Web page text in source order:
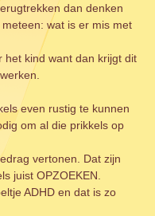
dan denken
wat is er mis met
het kind want dan krijgt dit
even rustig te kunnen
om al die prikkels op
vertonen. Dat zijn
juist OPZOEKEN.
ADHD en dat is zo